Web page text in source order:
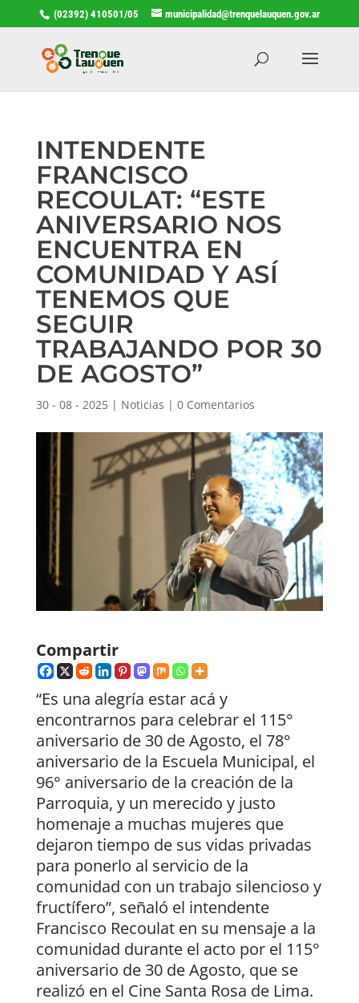
(02392) 410501/05 municipalidad@trenquelauquen.gov.ar
INTENDENTE
FRANCISCO
RECOULAT: “ESTE
ANIVERSARIO NOS
ENCUENTRA EN
COMUNIDAD Y ASÍ
TENEMOS QUE
SEGUIR
TRABAJANDO POR 30
DE AGOSTO”
30 - 08 - 2025| Noticias | 0 Comentarios
Compartir
“Es una alegría estar acá y
encontrarnos para celebrar el 115°
aniversario de 30 de Agosto, el 78°
aniversario de la Escuela Municipal, el
96° aniversario de la creación de la
Parroquia, y un merecido y justo
homenaje a muchas mujeres que
dejaron tiempo de sus vidas privadas
para ponerlo al servicio de la
comunidad con un trabajo silencioso y
fructífero”, señaló el intendente
Francisco Recoulat en su mensaje a la
comunidad durante el acto por el 115°
aniversario de 30 de Agosto, que se
realizó en el Cine Santa Rosa de Lima.